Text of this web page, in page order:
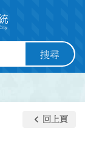
搜尋
keyboard_arrow_left 回上頁